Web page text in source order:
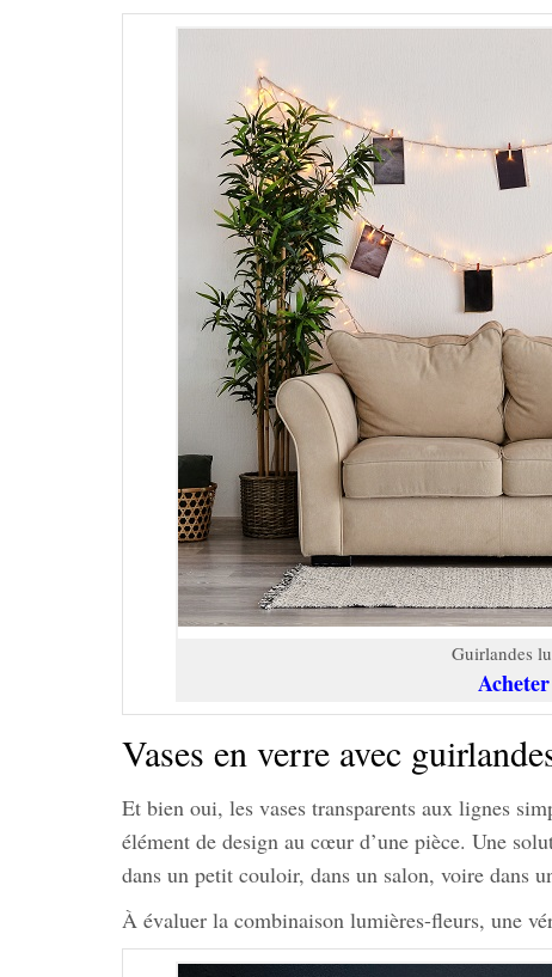
Guirlandes
Vases en verre avec
Et bien oui, les vases transparents aux lignes
élément de design au cœur d’une pièce. Une
dans un petit couloir, dans un salon, voire dans
À évaluer la combinaison lumières-fleurs, une